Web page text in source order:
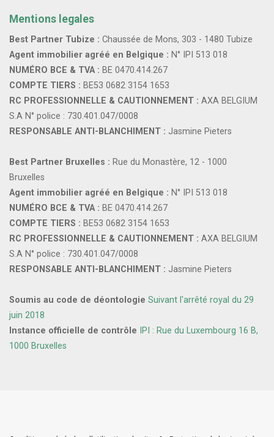
Mentions legales
Best Partner Tubize : Chaussée de Mons, 303 - 1480 Tubize
Agent immobilier agréé en Belgique : N° IPI 513 018
NUMÉRO BCE & TVA : BE 0470.414.267
COMPTE TIERS : BE53 0682 3154 1653
RC PROFESSIONNELLE & CAUTIONNEMENT : AXA BELGIUM
S.A N° police : 730.401.047/0008
RESPONSABLE ANTI-BLANCHIMENT : Jasmine Pieters
Best Partner Bruxelles : Rue du Monastère, 12 - 1000
Bruxelles
Agent immobilier agréé en Belgique : N° IPI 513 018
NUMÉRO BCE & TVA : BE 0470.414.267
COMPTE TIERS : BE53 0682 3154 1653
RC PROFESSIONNELLE & CAUTIONNEMENT : AXA BELGIUM
S.A N° police : 730.401.047/0008
RESPONSABLE ANTI-BLANCHIMENT : Jasmine Pieters
Soumis au code de déontologie Suivant l'arrêté royal du 29
juin 2018
Instance officielle de contrôle
IPI : Rue du Luxembourg 16 B,
1000 Bruxelles